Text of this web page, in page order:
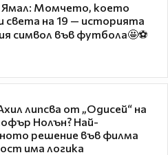
Ямал: Момчето, което
света на 19 — историята
символ във футбола🤩⚽
липсва от „Одисей“ на
Нолън? Най-
решение във филма
има логика